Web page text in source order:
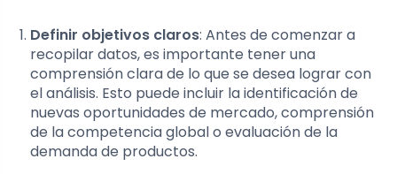
Definir objetivos claros: Antes de comenzar a
recopilar datos, es importante tener una
comprensión clara de lo que se desea lograr con
el análisis. Esto puede incluir la identificación de
nuevas oportunidades de mercado, comprensión
de la competencia global o evaluación de la
demanda de productos.